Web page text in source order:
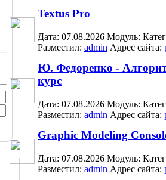
Textus Pro
Дата: 07.08.2026 Модуль:
Разместил: admin Адрес сайта:
Ю. Федоренко -
курс
Дата: 07.08.2026 Модуль:
Разместил: admin Адрес сайта:
Graphic Modeling
Дата: 07.08.2026 Модуль:
Разместил: admin Адрес сайта: